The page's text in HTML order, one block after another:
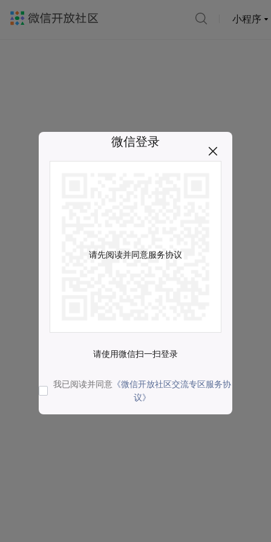
小程序
微信登录
请先阅读并同意服务协议
请使用微信扫一扫登录
我已阅读并同意 《微信开放社区交流专区服务协
议》